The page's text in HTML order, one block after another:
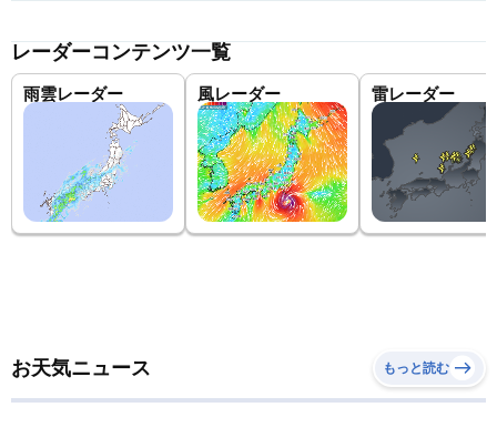
レーダーコンテンツ一覧
雨雲レーダー 風レーダー 雷レーダー
お天気ニュース もっと読む